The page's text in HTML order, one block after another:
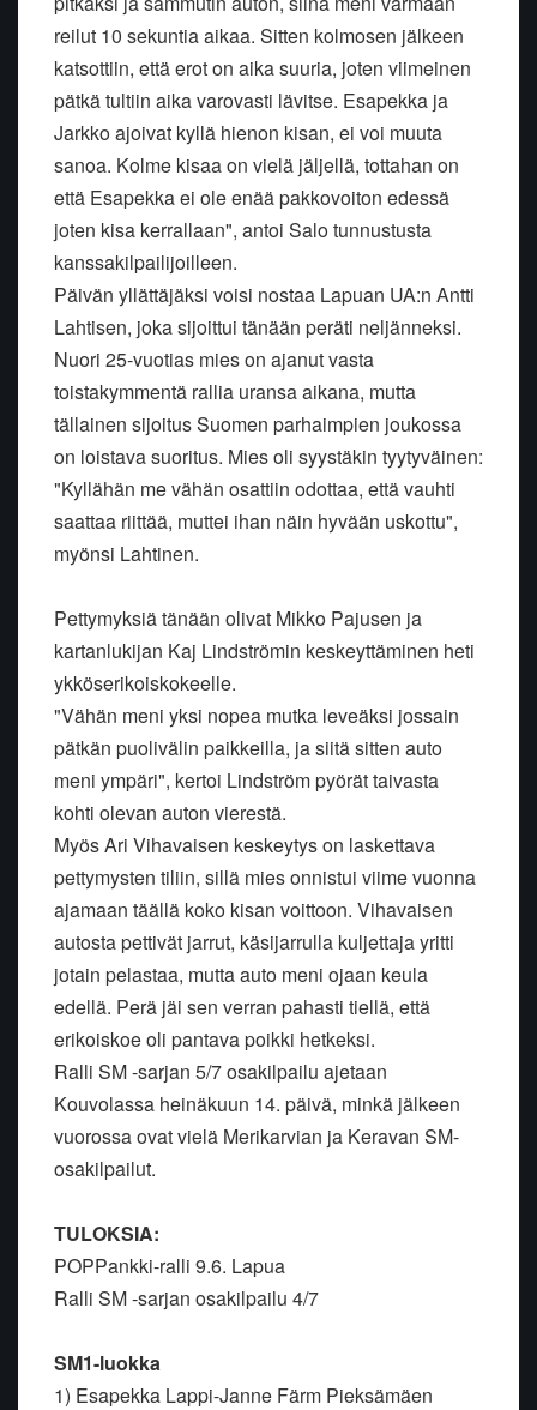
reilut 10 sekuntia aikaa. Sitten kolmosen jälkeen
katsottiin, että erot on aika suuria, joten viimeinen
pätkä tultiin aika varovasti lävitse. Esapekka ja
Jarkko ajoivat kyllä hienon kisan, ei voi muuta
sanoa. Kolme kisaa on vielä jäljellä, tottahan on
että Esapekka ei ole enää pakkovoiton edessä
joten kisa kerrallaan", antoi Salo tunnustusta
kanssakilpailijoilleen.
Päivän yllättäjäksi voisi nostaa Lapuan UA:n Antti
Lahtisen, joka sijoittui tänään peräti neljänneksi.
Nuori 25-vuotias mies on ajanut vasta
toistakymmentä rallia uransa aikana, mutta
tällainen sijoitus Suomen parhaimpien joukossa
on loistava suoritus. Mies oli syystäkin tyytyväinen:
"Kyllähän me vähän osattiin odottaa, että vauhti
saattaa riittää, muttei ihan näin hyvään uskottu",
myönsi Lahtinen.
Pettymyksiä tänään olivat Mikko Pajusen ja
kartanlukijan Kaj Lindströmin keskeyttäminen heti
ykköserikoiskokeelle.
"Vähän meni yksi nopea mutka leveäksi jossain
pätkän puolivälin paikkeilla, ja siitä sitten auto
meni ympäri", kertoi Lindström pyörät taivasta
kohti olevan auton vierestä.
Myös Ari Vihavaisen keskeytys on laskettava
pettymysten tiliin, sillä mies onnistui viime vuonna
ajamaan täällä koko kisan voittoon. Vihavaisen
autosta pettivät jarrut, käsijarrulla kuljettaja yritti
jotain pelastaa, mutta auto meni ojaan keula
edellä. Perä jäi sen verran pahasti tiellä, että
erikoiskoe oli pantava poikki hetkeksi.
Ralli SM -sarjan 5/7 osakilpailu ajetaan
Kouvolassa heinäkuun 14. päivä, minkä jälkeen
vuorossa ovat vielä Merikarvian ja Keravan SM-
osakilpailut.
TULOKSIA:
POPPankki-ralli 9.6. Lapua
Ralli SM -sarjan osakilpailu 4/7
SM1-luokka
1) Esapekka Lappi-Janne Färm Pieksämäen